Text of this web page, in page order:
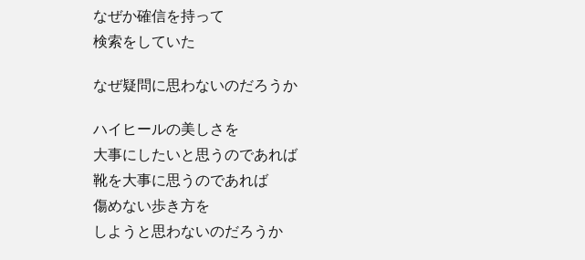
なぜか確信を持って
検索をしていた
なぜ疑問に思わないのだろうか
ハイヒールの美しさを
大事にしたいと思うのであれば
靴を大事に思うのであれば
傷めない歩き方を
しようと思わないのだろうか